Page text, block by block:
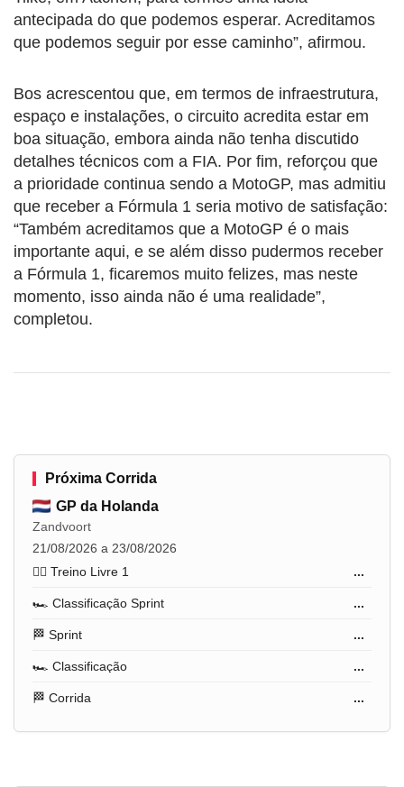
antecipada do que podemos esperar. Acreditamos
que podemos seguir por esse caminho”, afirmou.
Bos acrescentou que, em termos de infraestrutura,
espaço e instalações, o circuito acredita estar em
boa situação, embora ainda não tenha discutido
detalhes técnicos com a FIA. Por fim, reforçou que
a prioridade continua sendo a MotoGP, mas admitiu
que receber a Fórmula 1 seria motivo de satisfação:
“Também acreditamos que a MotoGP é o mais
importante aqui, e se além disso pudermos receber
a Fórmula 1, ficaremos muito felizes, mas neste
momento, isso ainda não é uma realidade”,
completou.
Próxima Corrida
GP da Holanda
Zandvoort
21/08/2026 a 23/08/2026
🏋️‍♂️ Treino Livre 1
...
🏎️ Classificação Sprint ...
🏁 Sprint ...
🏎️ Classificação ...
🏁 Corrida ...